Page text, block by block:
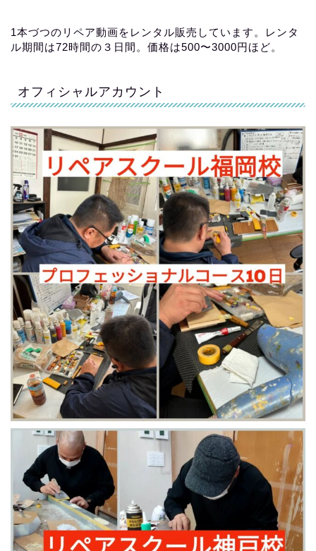
1本づつのリペア動画をレンタル販売しています。レンタ
ル期間は72時間の３日間。価格は500〜3000円ほど。
オフィシャルアカウント